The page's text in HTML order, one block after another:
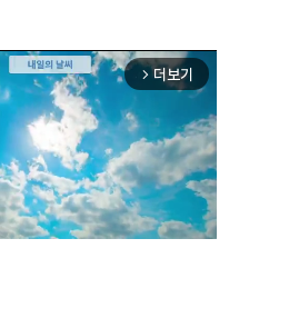
arrow_forward_ios 더보기